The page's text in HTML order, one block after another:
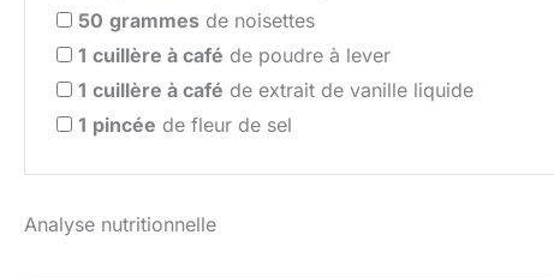
50 grammes de noisettes
1 cuillère à café de poudre à lever
1 cuillère à café de extrait de vanille liquide
1 pincée de fleur de sel
Analyse nutritionnelle